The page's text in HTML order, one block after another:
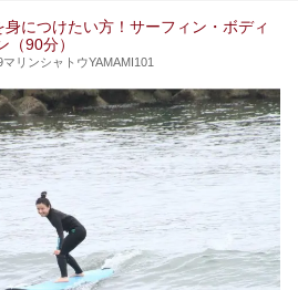
身につけたい方！サーフィン・ボディ
90分）
リンシャトウYAMAMI101